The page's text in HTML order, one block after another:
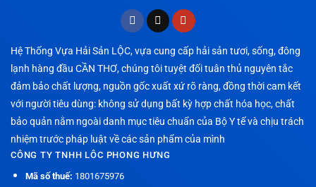
Hệ Thống Vựa Hải Sản LỘC, vựa cung cấp hải sản tươi, sống, đông
lạnh hàng đầu CẦN THƠ, chúng tôi tuyệt đối tuân thủ nguyên tắc
đảm bảo chất lượng, nguồn gốc xuất xứ rõ ràng, đồng thời cam kết
với người tiêu dùng: không sử dụng bất kỳ hợp chất hóa học, chất
bảo quản nằm ngoài danh mục tiêu chuẩn của Bộ Y tế và chịu trách
nhiệm trước pháp luật về các sản phẩm của mình
CÔNG TY TNHH LÔC PHONG HƯNG
Mã số thuế: 1801675976